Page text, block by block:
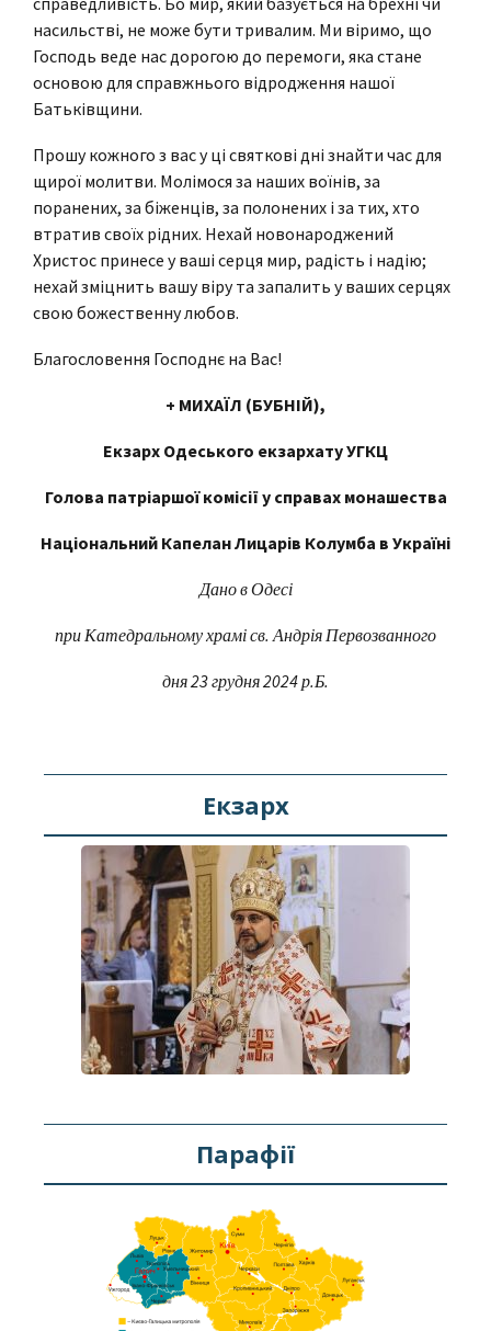
насильстві, не може бути тривалим. Ми віримо, що
Господь веде нас дорогою до перемоги, яка стане
основою для справжнього відродження нашої
Батьківщини.
Прошу кожного з вас у ці святкові дні знайти час для
щирої молитви. Молімося за наших воїнів, за
поранених, за біженців, за полонених і за тих, хто
втратив своїх рідних. Нехай новонароджений
Христос принесе у ваші серця мир, радість і надію;
нехай зміцнить вашу віру та запалить у ваших серцях
свою божественну любов.
Благословення Господнє на Вас!
+ МИХАЇЛ (БУБНІЙ),
Екзарх Одеського екзархату УГКЦ
Голова патріаршої комісії у справах монашества
Національний Капелан Лицарів Колумба в Україні
Дано в Одесі
при Катедральному храмі св. Андрія Первозванного
дня 23 грудня 2024р.Б.
Екзарх
Парафії